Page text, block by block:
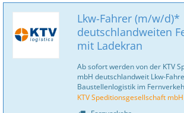
Lkw-Fahrer (m/w/
deutschlandweiten
mit Ladekran
Ab sofort werden von der KTV
mbH deutschlandweit Lkw-
Baustellenlogistik im
KTV Speditionsgesellschaft mbH